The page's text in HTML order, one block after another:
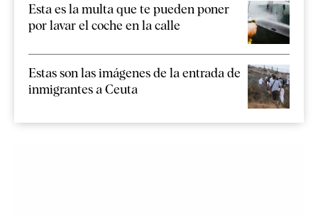
Esta es la multa que te pueden poner
por lavar el coche en la calle
Estas son las imágenes de la entrada de
inmigrantes a Ceuta